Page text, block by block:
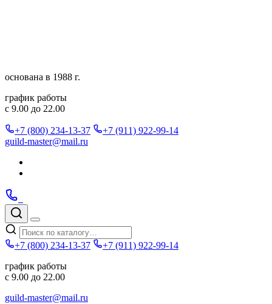
основана в 1988 г.
график работы
с 9.00 до 22.00
+7 (800) 234-13-37
+7 (911) 922-99-14
guild-master@mail.ru
Позвонить
Поиск
по
каталогу
Меню
+7 (800) 234-13-37
+7 (911) 922-99-14
график работы
с 9.00 до 22.00
guild-master@mail.ru